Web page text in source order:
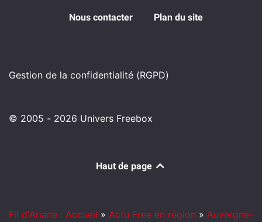
Nous contacter Plan du site
Gestion de la confidentialité (RGPD)
© 2005 - 2026 Univers Freebox
Haut de page
Fil d'Ariane : Accueil » Actu Free en région » Auvergne-